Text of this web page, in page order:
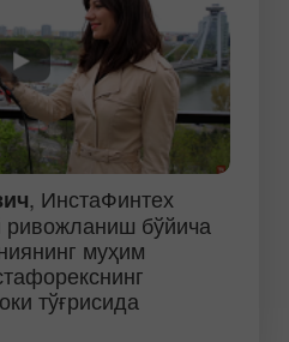
, ИнстаФинтех
ривожланиш бўйича
муҳим
тўғрисида